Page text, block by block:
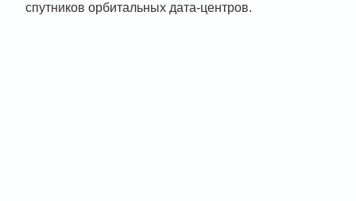
спутников орбитальных дата-центров.